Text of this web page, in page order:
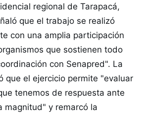
regional de Tarapacá,
que el trabajo se realizó
con una amplia participación
que sostienen todo
con Senapred". La
que el ejercicio permite "evaluar
tenemos de respuesta ante
magnitud" y remarcó la